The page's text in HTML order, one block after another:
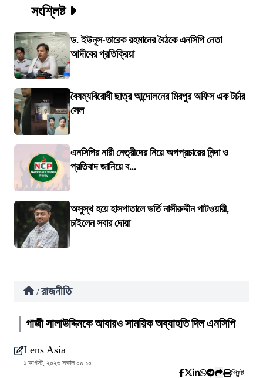
সংশ্লিষ্ট
ড. ইউনূস-তারেক রহমানের বৈঠকে এনসিপি নেতা
আদীবের প্রতিক্রিয়া
বৈষম্যবিরোধী ছাত্র আন্দোলনের মিরপুর অফিস এক টর্চার
সেল
এনসিপির নারী নেত্রীদের নিয়ে অপপ্রচারের নিন্দা ও
প্রতিবাদ জানিয়ে ব...
অসুস্থ হয়ে হাসপাতালে ভর্তি নাসীরুদ্দীন পাটওয়ারী,
চাইলেন সবার দোয়া
/ রাজনীতি
গাজী সালাউদ্দিনকে আবারও সাময়িক অব্যাহতি দিল এনসিপি
Lens Asia
১ আগস্ট, ২০২৬ সকাল ০৯:১০
প্রিন্ট